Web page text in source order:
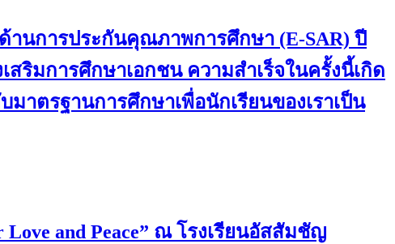
านการประกันคุณภาพการศึกษา (E-SAR) ปี
ริมการศึกษาเอกชน ความสำเร็จในครั้งนี้เกิด
ตรฐานการศึกษาเพื่อนักเรียนของเราเป็น
and Peace” ณ โรงเรียนอัสสัมชัญ